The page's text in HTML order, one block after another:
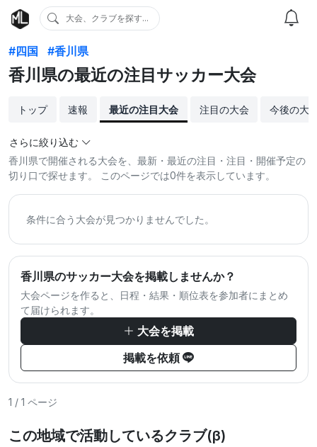
大会、クラブを探す...
#四国 #香川県
香川県の最近の注目サッカー大会
トップ 速報 最近の注目大会 注目の大会 今後の大
さらに絞り込む
香川県で開催される大会を、最新・最近の注目・注目・開催予定の
切り口で探せます。 このページでは0件を表示しています。
条件に合う大会が見つかりませんでした。
香川県のサッカー大会を掲載しませんか？
大会ページを作ると、日程・結果・順位表を参加者にまとめ
て届けられます。
大会を掲載
掲載を依頼
1 / 1 ページ
この地域で活動しているクラブ(β)